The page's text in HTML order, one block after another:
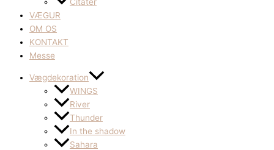
VÆGUR
OM OS
KONTAKT
Messe
Vægdekoration
WINGS
River
Thunder
In the shadow
Sahara